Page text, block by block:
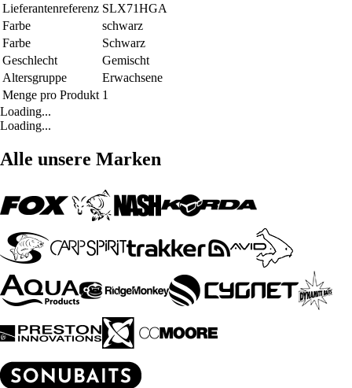
Lieferantenreferenz SLX71HGA
Farbe
schwarz
Farbe
Schwarz
Geschlecht
Gemischt
Altersgruppe
Erwachsene
Menge pro Produkt 1
Loading...
Loading...
Alle unsere Marken